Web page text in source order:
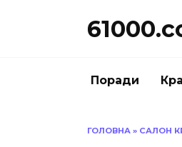
Поради
ГОЛОВНА » САЛОН